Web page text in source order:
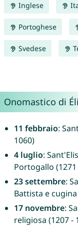
Inglese
Portoghese
Svedese
Onomastico di
11 febbraio:
1060)
4 luglio:
Portogallo (1271
23 settembre:
Battista e
17 novembre:
religiosa (1207 -